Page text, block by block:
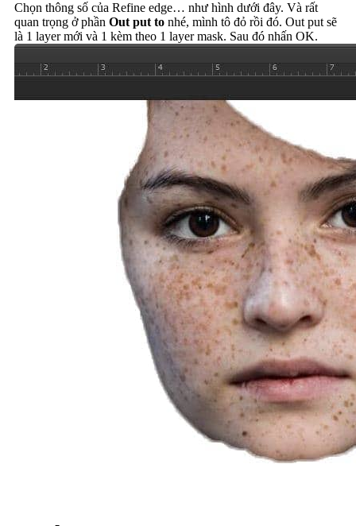
Chọn thông số của Refine edge… như hình dưới đây. Và rất
quan trọng ở phần Out put to nhé, mình tô đỏ rồi đó. Out put sẽ
là 1 layer mới và 1 kèm theo 1 layer mask. Sau đó nhấn OK.